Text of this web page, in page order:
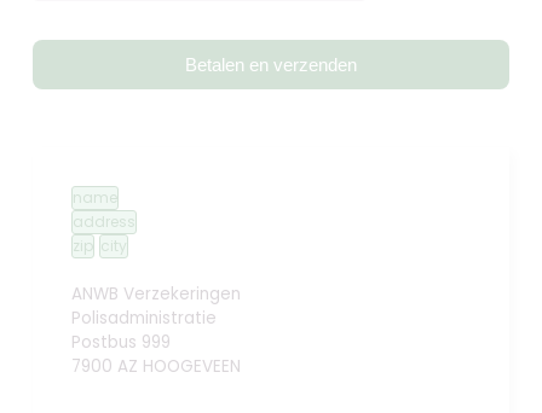
Betalen en verzenden
name
address
zip city
ANWB Verzekeringen
Polisadministratie
Postbus 999
7900 AZ HOOGEVEEN